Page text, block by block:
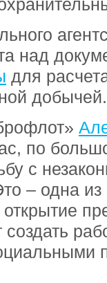
над
для
добычей.
по
с
– одна
создать